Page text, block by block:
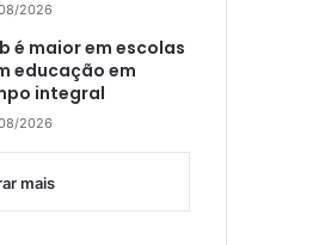
2026
é maior em escolas
educação em
integral
2026
mais